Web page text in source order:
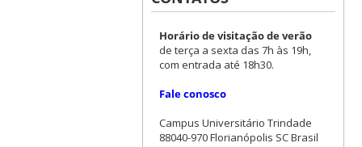
Horário de visitação de verão
de terça a sexta das 7h às 19h,
com entrada até 18h30.
Fale conosco
Campus Universitário Trindade
88040-970 Florianópolis SC Brasil